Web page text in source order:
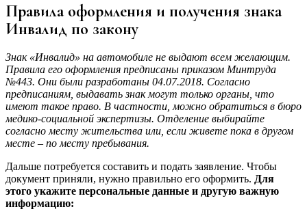
Правила оформления и получения знака
Инвалид по закону
Знак «Инвалид» на автомобиле не выдают всем желающим.
Правила его оформления предписаны приказом Минтруда
№443. Они были разработаны 04.07.2018. Согласно
предписаниям, выдавать знак могут только органы, что
имеют такое право. В частности, можно обратиться в бюро
медико-социальной экспертизы. Отделение выбирайте
согласно месту жительства или, если живете пока в другом
месте – по месту пребывания.
Дальше потребуется составить и подать заявление. Чтобы
документ приняли, нужно правильно его оформить. Для
этого укажите персональные данные и другую важную
информацию: